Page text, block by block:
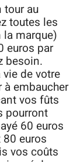
tour au
toutes les
marque)
euros par
besoin.
de votre
à embaucher
vos fûts
pourront
60 euros
euros
vos coûts